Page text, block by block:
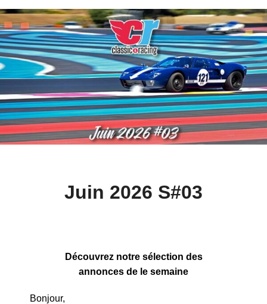
Juin 2026 S#03
Découvrez notre sélection des
annonces de le semaine
Bonjour,